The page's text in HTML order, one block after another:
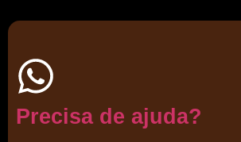
Precisa de ajuda?